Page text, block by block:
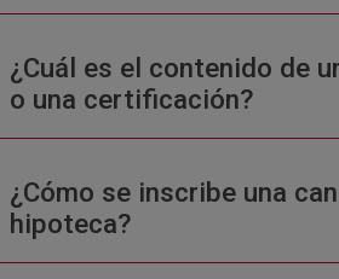
¿Cuál es el contenido de
o una certificación?
¿Cómo se inscribe una
hipoteca?